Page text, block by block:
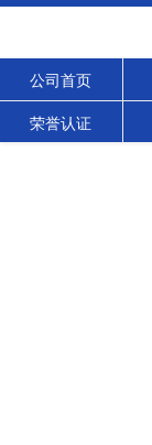
公司首页
荣誉认证